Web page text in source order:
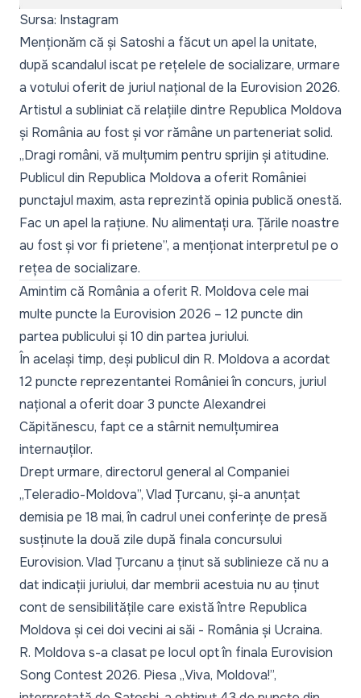
Sursa: Instagram
Menționăm că și Satoshi a făcut un apel la unitate,
după scandalul iscat pe rețelele de socializare, urmare
a votului oferit de juriul național de la Eurovision 2026.
Artistul a subliniat că relațiile dintre Republica Moldova
și România au fost și vor rămâne un parteneriat solid.
„Dragi români, vă mulțumim pentru sprijin și atitudine.
Publicul din Republica Moldova a oferit României
punctajul maxim, asta reprezintă opinia publică onestă.
Fac un apel la rațiune. Nu alimentați ura. Țările noastre
au fost și vor fi prietene”, a menționat interpretul pe o
rețea de socializare.
Amintim că România a oferit R. Moldova cele mai
multe puncte la Eurovision 2026 – 12 puncte din
partea publicului și 10 din partea juriului.
În același timp, deși publicul din R. Moldova a acordat
12 puncte reprezentantei României în concurs, juriul
național a oferit doar 3 puncte Alexandrei
Căpitănescu, fapt ce a stârnit nemulțumirea
internauților.
Drept urmare, directorul general al Companiei
„Teleradio-Moldova”, Vlad Țurcanu, și-a anunțat
demisia pe 18 mai, în cadrul unei conferințe de presă
susținute la două zile după finala concursului
Eurovision. Vlad Țurcanu a ținut să sublinieze că nu a
dat indicații juriului, dar membrii acestuia nu au ținut
cont de sensibilitățile care există între Republica
Moldova și cei doi vecini ai săi - România și Ucraina.
R. Moldova s-a clasat pe locul opt în finala Eurovision
Song Contest 2026. Piesa „Viva, Moldova!”,